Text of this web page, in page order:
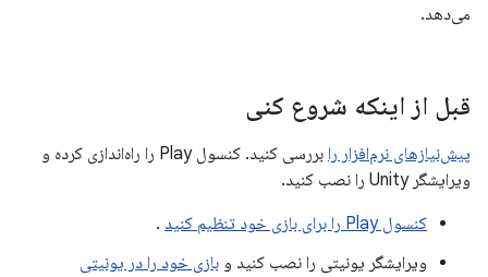
می‌دهد.
قبل از اینکه شروع کنی
پیش‌نیازهای نرم‌افزار را
بررسی کنید. کنسول Play را راه‌اندازی کرده و
ویرایشگر Unity را نصب کنید.
کنسول Play را برای بازی خود تنظیم کنید
.
ویرایشگر یونیتی را نصب کنید و بازی خود را در یونیتی